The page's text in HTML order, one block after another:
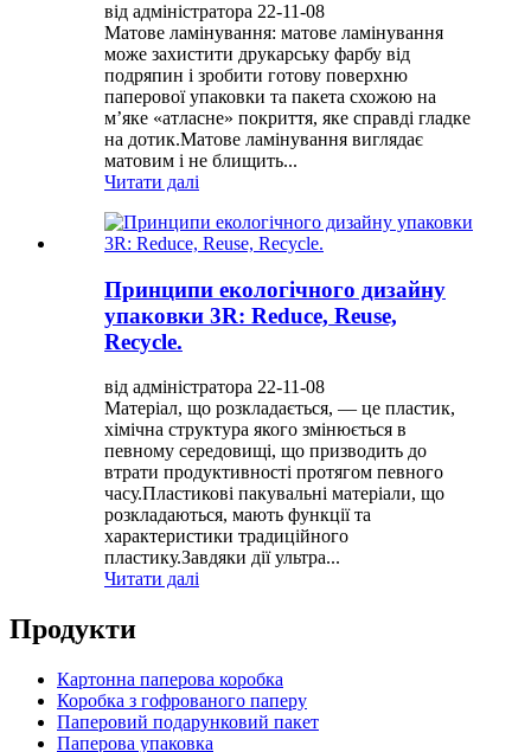
від адміністратора 22-11-08
Матове ламінування: матове ламінування
може захистити друкарську фарбу від
подряпин і зробити готову поверхню
паперової упаковки та пакета схожою на
м’яке «атласне» покриття, яке справді гладке
на дотик.Матове ламінування виглядає
матовим і не блищить...
Читати далі
Принципи екологічного дизайну
упаковки 3R: Reduce, Reuse,
Recycle.
від адміністратора 22-11-08
Матеріал, що розкладається, — це пластик,
хімічна структура якого змінюється в
певному середовищі, що призводить до
втрати продуктивності протягом певного
часу.Пластикові пакувальні матеріали, що
розкладаються, мають функції та
характеристики традиційного
пластику.Завдяки дії ультра...
Читати далі
Продукти
Картонна паперова коробка
Коробка з гофрованого паперу
Паперовий подарунковий пакет
Паперова упаковка